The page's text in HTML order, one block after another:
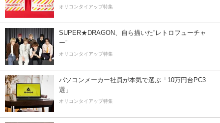
オリコンタイアップ特集
SUPER★DRAGON、自ら描いた”レトロフューチャ
ー”
オリコンタイアップ特集
パソコンメーカー社員が本気で選ぶ「10万円台PC3
選」
オリコンタイアップ特集